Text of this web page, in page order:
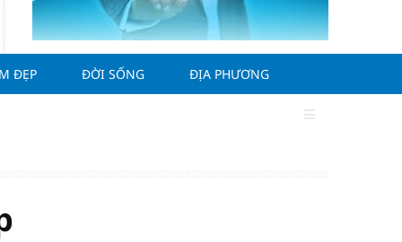
ĐẸP ĐỜI SỐNG ĐỊA PHƯƠNG